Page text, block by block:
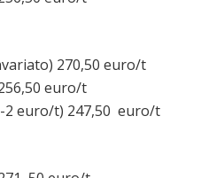
270,50 euro/t
euro/t
2 euro/t) 247,50 euro/t